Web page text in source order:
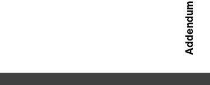
Addendum